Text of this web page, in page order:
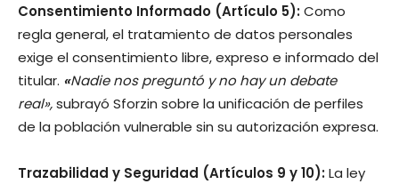
Consentimiento Informado (Artículo 5):Como
regla general, el tratamiento de datos personales
exige el consentimiento libre, expreso e informado del
titular. «Nadie nos preguntó y no hay un debate
real»,subrayó Sforzin sobre la unificación de perfiles
de la población vulnerable sin su autorización expresa.
Trazabilidad y Seguridad (Artículos 9 y 10):La ley